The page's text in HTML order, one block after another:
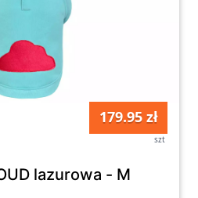
179.95 zł
szt
lazurowa - M